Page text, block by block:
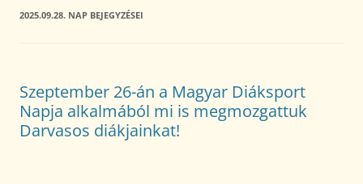
2025.09.28. NAP BEJEGYZÉSEI
Szeptember 26-án a Magyar Diáksport
Napja alkalmából mi is megmozgattuk
Darvasos diákjainkat!